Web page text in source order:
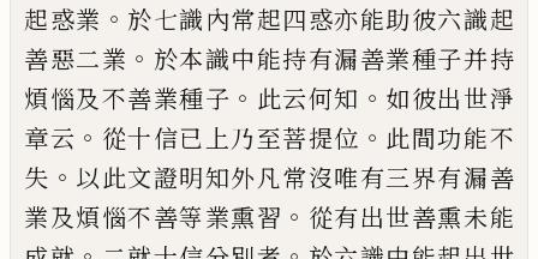
起惑業 。 於七識內常起四惑亦能助彼六識起
善惡二業 。 於本識中能持有漏善業種子并持
煩惱及不善業種子 。 此云何知 。 如彼出世淨
章云 。 從十信已上乃至菩提位 。 此間功能不
失 。 以此文證明知外凡常沒唯有三界有漏善
業及煩惱不善等業熏習 。 從有出世善熏未能